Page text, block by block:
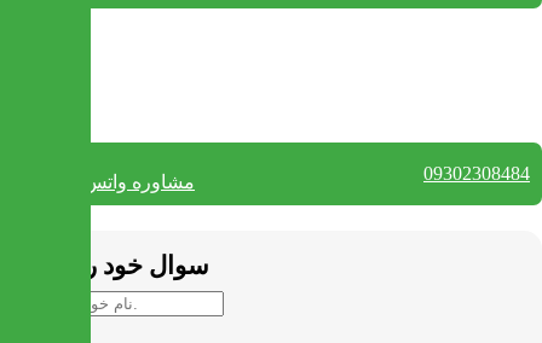
مشاوره واتس آپ 09302308484
سوال خود را بپرسید